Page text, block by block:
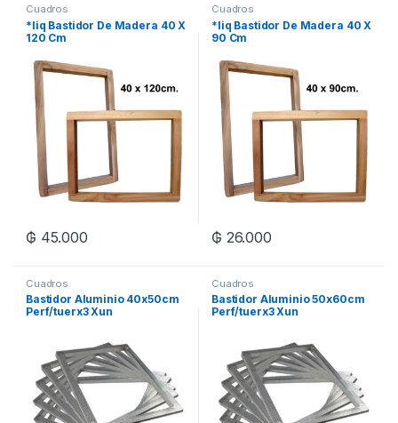
Cuadros
*liq Bastidor De Madera 40 X
120 Cm
₲ 45.000
Cuadros
*liq Bastidor De Madera 40 X
90 Cm
₲ 26.000
Cuadros
Bastidor Aluminio 40x50cm
Perf/tuerx3 Xun
Cuadros
Bastidor Aluminio 50x60cm
Perf/tuerx3 Xun